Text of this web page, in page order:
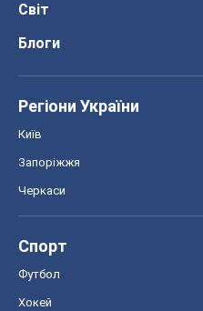
Світ
Блоги
Регіони України
Київ
Запоріжжя
Черкаси
Спорт
Футбол
Хокей